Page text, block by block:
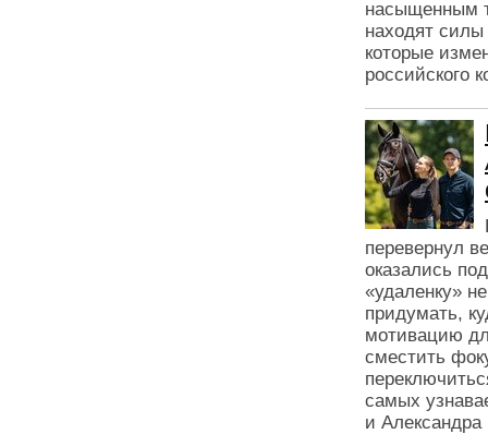
насыщенным
находят
которые
российского
перевернул
оказались
«удаленку»
придумать,
мотивацию
сместить
самых
и Александра